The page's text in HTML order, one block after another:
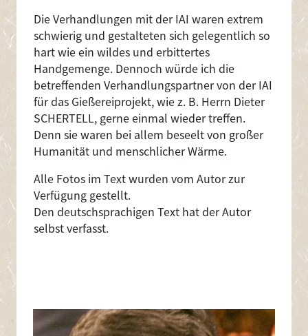
Die Verhandlungen mit der IAI waren extrem
schwierig und gestalteten sich gelegentlich so
hart wie ein wildes und erbittertes
Handgemenge. Dennoch würde ich die
betreffenden Verhandlungspartner von der IAI
für das Gießereiprojekt, wie z. B. Herrn Dieter
SCHERTELL, gerne einmal wieder treffen.
Denn sie waren bei allem beseelt von großer
Humanität und menschlicher Wärme.
Alle Fotos im Text wurden vom Autor zur
Verfügung gestellt.
Den deutschsprachigen Text hat der Autor
selbst verfasst.